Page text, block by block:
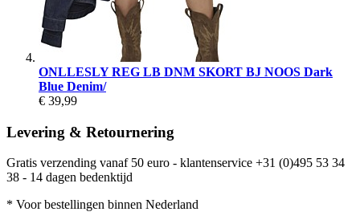
ONLLESLY REG LB DNM SKORT BJ NOOS Dark
Blue Denim/
€ 39,99
Levering & Retournering
Gratis verzending vanaf 50 euro - klantenservice +31 (0)495 53 34
38 - 14 dagen bedenktijd
* Voor bestellingen binnen Nederland